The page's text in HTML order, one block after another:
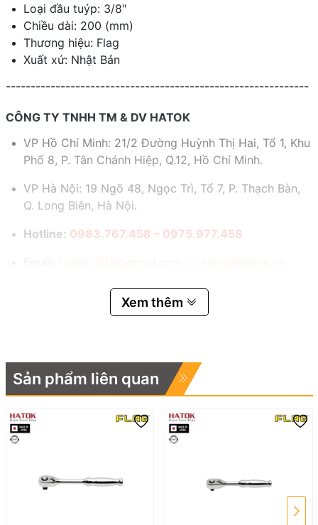
Loại đầu tuýp: 3/8"
Chiều dài: 200 (mm)
Thương hiệu: Flag
Xuất xứ: Nhật Bản
-------------------------------------------------------------
CÔNG TY TNHH TM & DV HATOK
VP Hồ Chí Minh: 21/2 Đường Huỳnh Thị Hai, Tổ 1, Khu
Phố 8, P. Tân Chánh Hiệp, Q.12, Hồ Chí Minh.
VP Hà Nội: 19 Ngõ 48, Ngọc Trì, Tổ 7, P. Thạch Bàn,
Q. Long Biên, Hà Nội.
Hotline: 0983.767.458 – 0975.977.458
Xem thêm
Sản phẩm liên quan